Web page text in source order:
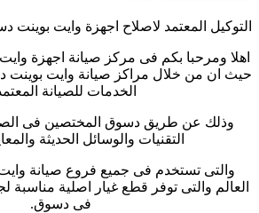
التوكيل المعتمد لاصلاح اجهزة وايت بوينت
اهلا ومرحبا بكم فى مركز صيانة اجهزة
حيث ان من خلال مراكز صيانة وايت بوينت
الخدمات للصيانة
وذلك عن طريق دسوق المختصين فى
التقنيات والوسائل الحديثة
والتى تستخدم فى جميع فروع صيانة
العالم والتى توفر قطع غيار اصلية مناسبة
فى دسوق.